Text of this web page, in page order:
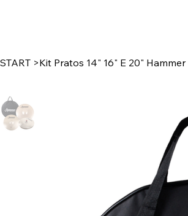
START >Kit Pratos 14" 16" E 20" Hammer